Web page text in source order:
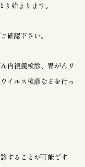
さい
・治療が大切
を持つ専門医
き合います。
始まります。
確認下さい。
内視鏡検診、胃がんリ
イルス検診などを行っ
することが可能です